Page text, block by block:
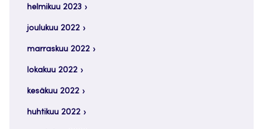
helmikuu 2023
joulukuu 2022
marraskuu 2022
lokakuu 2022
kesäkuu 2022
huhtikuu 2022